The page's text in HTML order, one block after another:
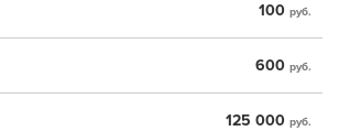
100 руб.
600 руб.
125 000 руб.